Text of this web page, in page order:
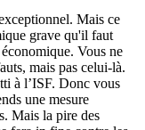
Mais ce
grave qu'il faut
Vous ne
mais pas celui-là.
à l’ISF. Donc vous
une mesure
Mais la pire des